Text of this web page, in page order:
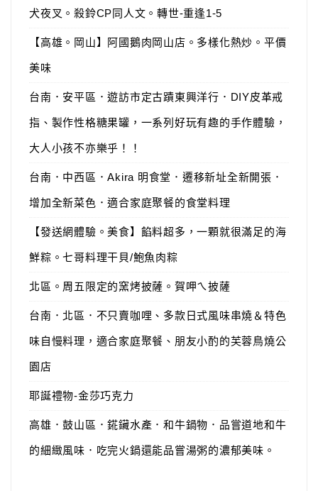
犬夜叉。殺鈴CP同人文。轉世-重逢1-5
【高雄。岡山】阿國鵝肉岡山店。多樣化熱炒。平價
美味
台南．安平區．遊訪市定古蹟東興洋行．DIY皮革戒
指、製作性格糖果罐，一系列好玩有趣的手作體驗，
大人小孩不亦樂乎！！
台南．中西區．Akira 明食堂．遷移新址全新開張．
增加全新菜色．適合家庭聚餐的食堂料理
【發送網體驗。美食】餡料超多，一顆就很滿足的海
鮮粽。七哥料理干貝/鮑魚肉粽
北區。周五限定的窯烤披薩。賀呷ㄟ披薩
台南．北區．不只賣咖哩、多款日式風味串燒＆特色
味自慢料理，適合家庭聚餐、朋友小酌的芙蓉鳥燒公
園店
耶誕禮物-金莎巧克力
高雄．鼓山區．錵鑶水產．和牛鍋物．品嘗道地和牛
的細緻風味．吃完火鍋還能品嘗湯粥的濃郁美味。